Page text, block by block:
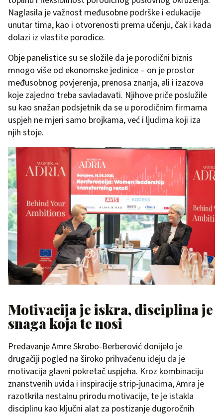
Naglasila je važnost međusobne podrške i edukacije
unutar tima, kao i otvorenosti prema učenju, čak i kada
dolazi iz vlastite porodice.
Obje panelistice su se složile da je porodični biznis
mnogo više od ekonomske jedinice – on je prostor
međusobnog povjerenja, prenosa znanja, ali i izazova
koje zajedno treba savladavati. Njihove priče poslužile
su kao snažan podsjetnik da se u porodičnim firmama
uspjeh ne mjeri samo brojkama, već i ljudima koji iza
njih stoje.
Motivacija je iskra, disciplina je
snaga koja te nosi
Predavanje Amre Skrobo-Berberović donijelo je
drugačiji pogled na široko prihvaćenu ideju da je
motivacija glavni pokretač uspjeha. Kroz kombinaciju
znanstvenih uvida i inspiracije strip-junacima, Amra je
razotkrila nestalnu prirodu motivacije, te je istakla
disciplinu kao ključni alat za postizanje dugoročnih